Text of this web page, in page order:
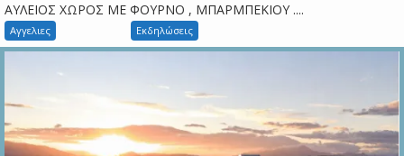
ΑΥΛΕΙΟΣ ΧΩΡΟΣ ΜΕ ΦΟΥΡΝΟ , ΜΠΑΡΜΠΕΚΙΟΥ ....
Αγγελιες Εκδηλώσεις